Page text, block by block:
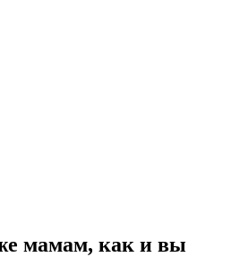
мамам, как и вы